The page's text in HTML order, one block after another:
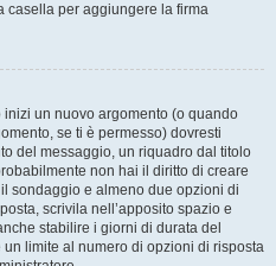
casella per aggiungere la firma
un nuovo argomento (o quando
se ti è permesso) dovresti
del messaggio, un riquadro dal titolo
non hai il diritto di creare
sondaggio e almeno due opzioni di
scrivila nell’apposito spazio e
stabilire i giorni di durata del
limite al numero di opzioni di risposta